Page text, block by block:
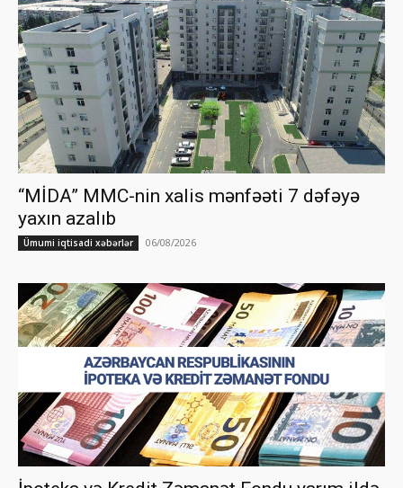
“MİDA” MMC-nin xalis mənfəəti 7 dəfəyə
yaxın azalıb
Ümumi iqtisadi xəbərlər 06/08/2026